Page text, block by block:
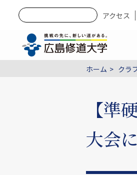
アクセス
ホーム クラ
【準
大会